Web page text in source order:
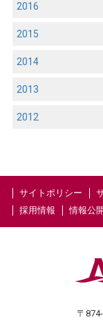
2016
2015
2014
2013
2012
サイトポリシー
採用情報
情報公開
〒